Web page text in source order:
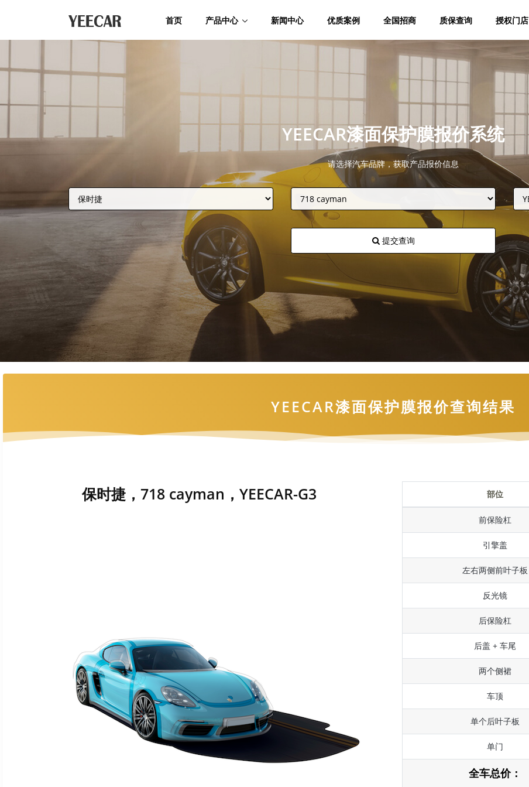
首页 产品中心 新闻中心 优质案例 全国招商 质保查询 授权门店
YEECAR漆面保护膜报价系统
请选择汽车品牌，获取产品报价信息
提交查询
YEECAR漆面保护膜报价查询结果
保时捷，718 cayman，YEECAR-G3 部位
前保险杠
引擎盖
左右两侧前叶子板
反光镜
后保险杠
后盖 + 车尾
两个侧裙
车顶
单个后叶子板
单门
全车总价：
获取YEECAR官方旗舰店优惠报价
手机号